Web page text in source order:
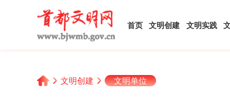
首页 文明创建 文明实践
文明创建 文明单位